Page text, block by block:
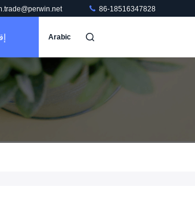
86-18516347828
Arabic